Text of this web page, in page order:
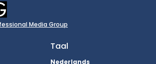
Media Group
Taal
Nederlands